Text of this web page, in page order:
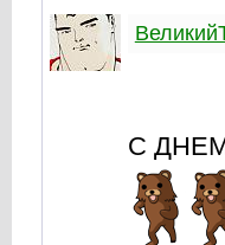
С